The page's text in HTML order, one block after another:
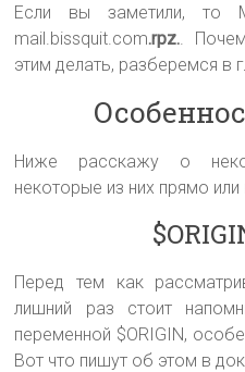
Если вы заметили, то
mail.bissquit.com.rpz..
этим делать, разберемся в
Ниже расскажу о
некоторые из них прямо
Перед тем как
лишний раз стоит
переменной $ORIGIN,
Вот что пишут об этом в